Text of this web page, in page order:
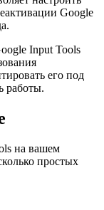
Google
Input Tools
его под
работы.
на вашем
простых